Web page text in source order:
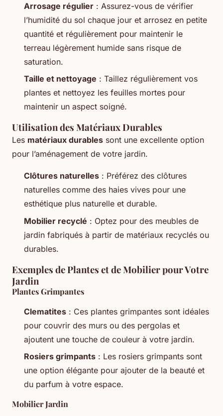
Arrosage régulier : Assurez-vous de vérifier
l’humidité du sol chaque jour et arrosez en petite
quantité et régulièrement pour maintenir le
terreau légèrement humide sans risque de
saturation.
Taille et nettoyage : Taillez régulièrement vos
plantes et nettoyez les feuilles mortes pour
maintenir un aspect soigné.
Utilisation des Matériaux Durables
Les matériaux durables sont une excellente option
pour l’aménagement de votre jardin.
Clôtures naturelles : Préférez des clôtures
naturelles comme des haies vives pour une
esthétique plus naturelle et durable.
Mobilier recyclé : Optez pour des meubles de
jardin fabriqués à partir de matériaux recyclés ou
durables.
Exemples de Plantes et de Mobilier pour Votre
Jardin
Plantes Grimpantes
Clematites : Ces plantes grimpantes sont idéales
pour couvrir des murs ou des pergolas et
ajoutent une touche de couleur à votre jardin.
Rosiers grimpants : Les rosiers grimpants sont
une option élégante pour ajouter de la beauté et
du parfum à votre espace.
Mobilier Jardin